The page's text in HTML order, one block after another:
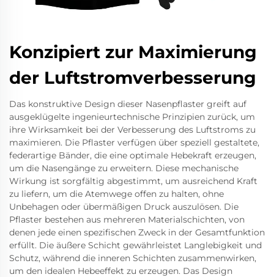
Konzipiert zur Maximierung
der Luftstromverbesserung
Das konstruktive Design dieser Nasenpflaster greift auf
ausgeklügelte ingenieurtechnische Prinzipien zurück, um
ihre Wirksamkeit bei der Verbesserung des Luftstroms zu
maximieren. Die Pflaster verfügen über speziell gestaltete,
federartige Bänder, die eine optimale Hebekraft erzeugen,
um die Nasengänge zu erweitern. Diese mechanische
Wirkung ist sorgfältig abgestimmt, um ausreichend Kraft
zu liefern, um die Atemwege offen zu halten, ohne
Unbehagen oder übermäßigen Druck auszulösen. Die
Pflaster bestehen aus mehreren Materialschichten, von
denen jede einen spezifischen Zweck in der Gesamtfunktion
erfüllt. Die äußere Schicht gewährleistet Langlebigkeit und
Schutz, während die inneren Schichten zusammenwirken,
um den idealen Hebeeffekt zu erzeugen. Das Design